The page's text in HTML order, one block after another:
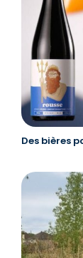
Des bières